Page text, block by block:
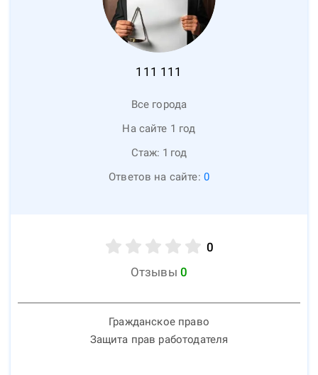
111 111
Все города
На сайте 1 год
Стаж: 1 год
Ответов на сайте: 0
0
Отзывы 0
Гражданское право
Защита прав работодателя